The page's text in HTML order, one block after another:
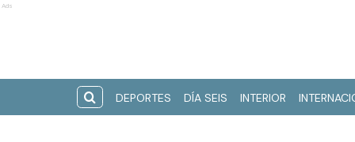
Ads
DEPORTES DÍA SEIS INTERIOR